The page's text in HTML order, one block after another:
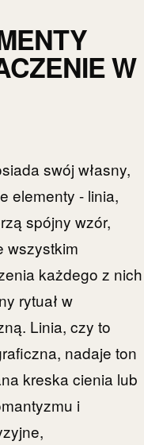
W
swój własny,
elementy - linia,
spójny wzór,
wszystkim
każdego z nich
rytuał w
Linia, czy to
nadaje ton
kreska cienia lub
i